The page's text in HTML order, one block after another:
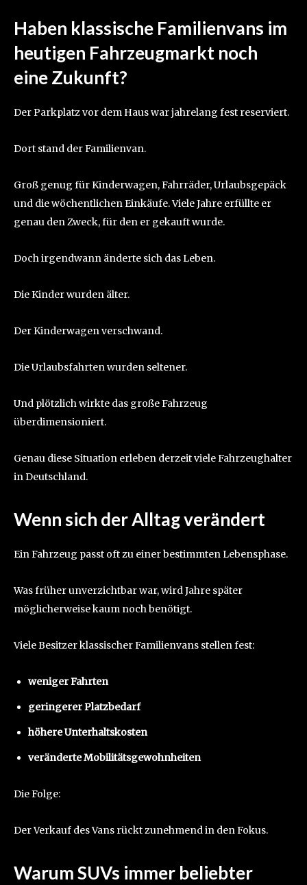
Haben klassische Familienvans im
heutigen Fahrzeugmarkt noch
eine Zukunft?
Der Parkplatz vor dem Haus war jahrelang fest reserviert.
Dort stand der Familienvan.
Groß genug für Kinderwagen, Fahrräder, Urlaubsgepäck
und die wöchentlichen Einkäufe. Viele Jahre erfüllte er
genau den Zweck, für den er gekauft wurde.
Doch irgendwann änderte sich das Leben.
Die Kinder wurden älter.
Der Kinderwagen verschwand.
Die Urlaubsfahrten wurden seltener.
Und plötzlich wirkte das große Fahrzeug
überdimensioniert.
Genau diese Situation erleben derzeit viele Fahrzeughalter
in Deutschland.
Wenn sich der Alltag verändert
Ein Fahrzeug passt oft zu einer bestimmten Lebensphase.
Was früher unverzichtbar war, wird Jahre später
möglicherweise kaum noch benötigt.
Viele Besitzer klassischer Familienvans stellen fest:
weniger Fahrten
geringerer Platzbedarf
höhere Unterhaltskosten
veränderte Mobilitätsgewohnheiten
Die Folge:
Der Verkauf des Vans rückt zunehmend in den Fokus.
Warum SUVs immer beliebter